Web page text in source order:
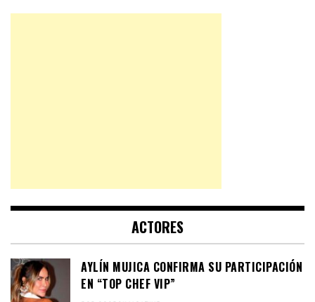
ACTORES
AYLÍN MUJICA CONFIRMA SU PARTICIPACIÓN
EN “TOP CHEF VIP”